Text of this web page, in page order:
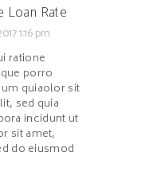
Loan Rate
1:16 pm
ratione
porro
quiaolor sit
sed quia
incidunt ut
sit amet,
do eiusmod